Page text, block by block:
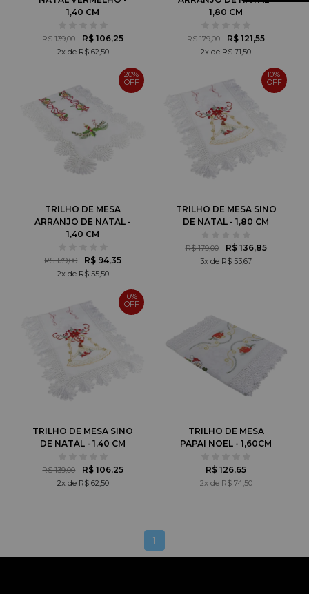
1,40 CM
R$ 139,00 R$ 106,25
2x de R$ 62,50
1,80 CM
R$ 179,00 R$ 121,55
2x de R$ 71,50
20%
TRILHO DE MESA
ARRANJO DE NATAL -
1,40 CM
R$ 139,00 R$ 94,35
2x de R$ 55,50
10%
TRILHO DE MESA SINO
DE NATAL - 1,80 CM
R$ 179,00 R$ 136,85
3x de R$ 53,67
10%
TRILHO DE MESA SINO
DE NATAL - 1,40 CM
R$ 139,00 R$ 106,25
2x de R$ 62,50
TRILHO DE MESA
PAPAI NOEL - 1,60CM
R$ 126,65
2x de R$ 74,50
1